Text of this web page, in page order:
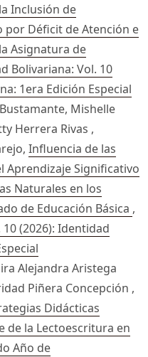
Inclusión de
por Déficit de Atención e
Asignatura de
Bolivariana: Vol. 10
1era Edición Especial
Mishelle
Herrera Rivas ,
Influencia de las
Aprendizaje Significativo
Naturales en los
de Educación Básica ,
(2026): Identidad
Alejandra Aristega
Piñera Concepción ,
Didácticas
de la Lectoescritura en
Año de